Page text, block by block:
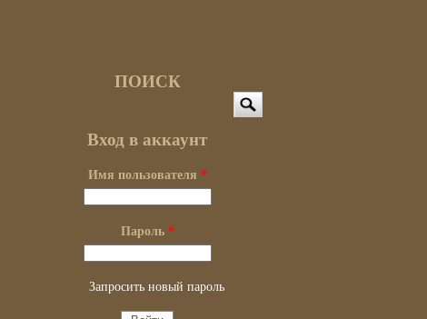
ПОИСК
Поиск
Вход в аккаунт
Имя пользователя *
Пароль *
Запросить новый пароль